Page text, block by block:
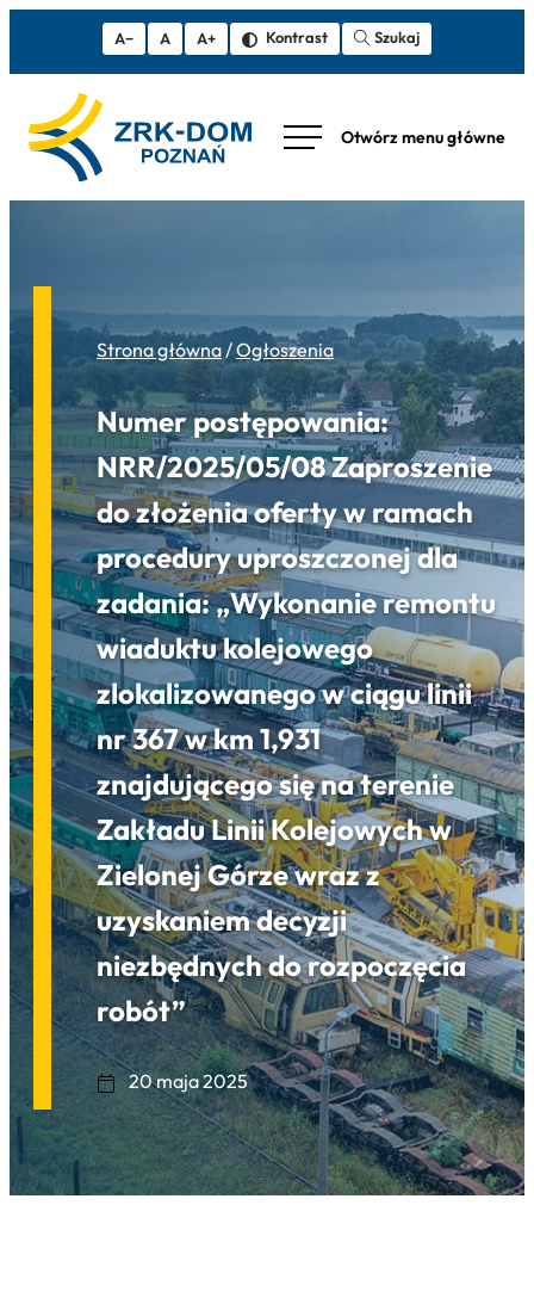
A− A A+ Kontrast Szukaj
Strona główna/Ogłoszenia
Numer postępowania:
NRR/2025/05/08 Zaproszenie
do złożenia oferty w ramach
procedury uproszczonej dla
zadania: „Wykonanie remontu
wiaduktu kolejowego
zlokalizowanego w ciągu linii
nr 367 w km 1,931
znajdującego się na terenie
Zakładu Linii Kolejowych w
Zielonej Górze wraz z
uzyskaniem decyzji
niezbędnych do rozpoczęcia
robót”
20 maja 2025